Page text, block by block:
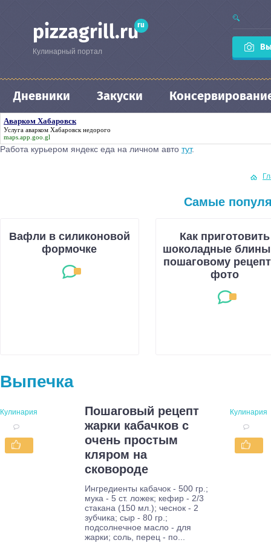
pizzagrill.ruru
Кулинарный портал
Дневники Закуски
Аварком Хабаровск
Услуга аварком Хабаровск недорого
maps.app.goo.gl
Работа курьером яндекс еда на личном авто тут.
Самые
Вафли в силиконовой
формочке
Как приготовить
шоколадные
пошаговому
фото
Выпечка
Кулинария
Пошаговый рецепт
жарки кабачков с
очень простым
кляром на
сковороде
Ингредиенты кабачок - 500 гр.;
мука - 5 ст. ложек; кефир - 2/3
стакана (150 мл.); чеснок - 2
зубчика; сыр - 80 гр.;
подсолнечное масло - для
жарки; соль, перец - по...
Кулинария